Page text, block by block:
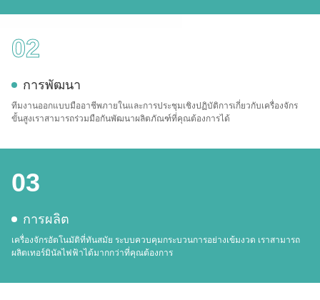
02
การพัฒนา
ทีมงานออกแบบมืออาชีพภายในและการประชุมเชิงปฏิบัติการเกี่ยวกับเครื่องจักร
ขั้นสูงเราสามารถร่วมมือกันพัฒนาผลิตภัณฑ์ที่คุณต้องการได้
03
การผลิต
เครื่องจักรอัตโนมัติที่ทันสมัย ระบบควบคุมกระบวนการอย่างเข้มงวด เราสามารถ
ผลิตเทอร์มินัลไฟฟ้าได้มากกว่าที่คุณต้องการ